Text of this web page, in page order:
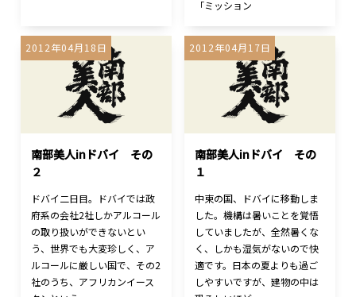
「ミッション
2012年04月18日
南部美人inドバイ その
２
ドバイ二日目。ドバイでは政
府系の会社2社しかアルコール
の取り扱いができないとい
う、世界でも大変珍しく、ア
ルコールに厳しい国で、その2
社のうち、アフリカンイース
2012年04月17日
南部美人inドバイ その
１
中東の国、ドバイに移動しま
した。機構は暑いことを覚悟
していましたが、全然暑くな
く、しかも湿気がないので快
適です。日本の夏よりも過ご
しやすいですが、建物の中は